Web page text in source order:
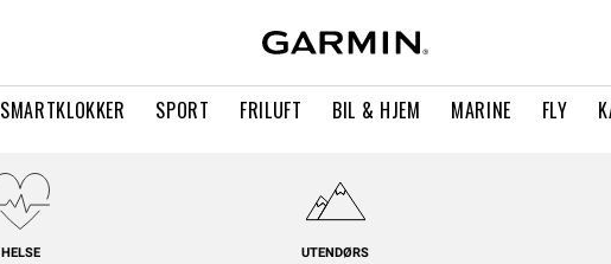
SMARTKLOKKER SPORT FRILUFT BIL & HJEM MARINE FLY
HELSE UTENDØRS